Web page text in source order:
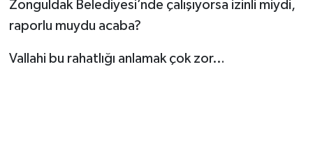
Zonguldak Belediyesi’nde çalışıyorsa izinli miydi,
raporlu muydu acaba?
Vallahi bu rahatlığı anlamak çok zor…